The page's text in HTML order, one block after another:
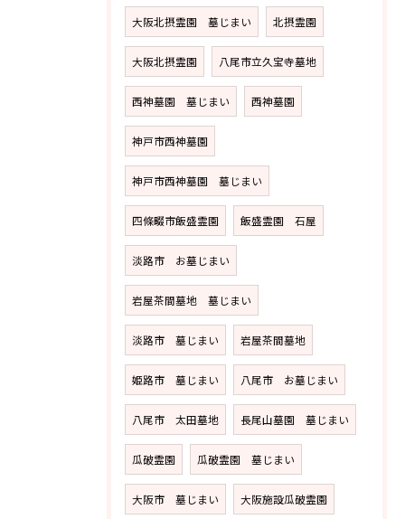
大阪北摂霊園 墓じまい 北摂霊園
大阪北摂霊園 八尾市立久宝寺墓地
西神墓園 墓じまい 西神墓園
神戸市西神墓園
神戸市西神墓園 墓じまい
四條畷市飯盛霊園 飯盛霊園 石屋
淡路市 お墓じまい
岩屋茶間墓地 墓じまい
淡路市 墓じまい 岩屋茶間墓地
姫路市 墓じまい 八尾市 お墓じまい
八尾市 太田墓地 長尾山墓園 墓じまい
瓜破霊園 瓜破霊園 墓じまい
大阪市 墓じまい 大阪施設瓜破霊園